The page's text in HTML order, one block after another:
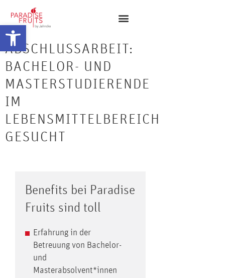
Open toolbar
ABSCHLUSSARBEIT:
BACHELOR- UND
MASTERSTUDIERENDE
IM
LEBENSMITTELBEREICH
GESUCHT
Benefits bei Paradise
Fruits sind toll
Erfahrung in der
Betreuung von Bachelor-
und
Masterabsolvent*innen